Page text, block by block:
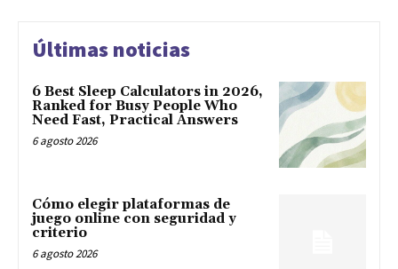
Últimas noticias
6 Best Sleep Calculators in 2026,
Ranked for Busy People Who
Need Fast, Practical Answers
6 agosto 2026
Cómo elegir plataformas de
juego online con seguridad y
criterio
6 agosto 2026